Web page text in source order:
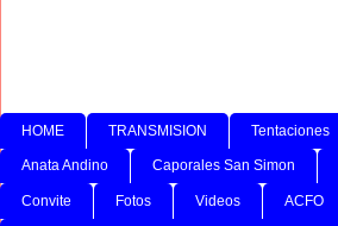
HOME TRANSMISION Tentaciones
Anata Andino Caporales San Simon
Convite Fotos Videos ACFO